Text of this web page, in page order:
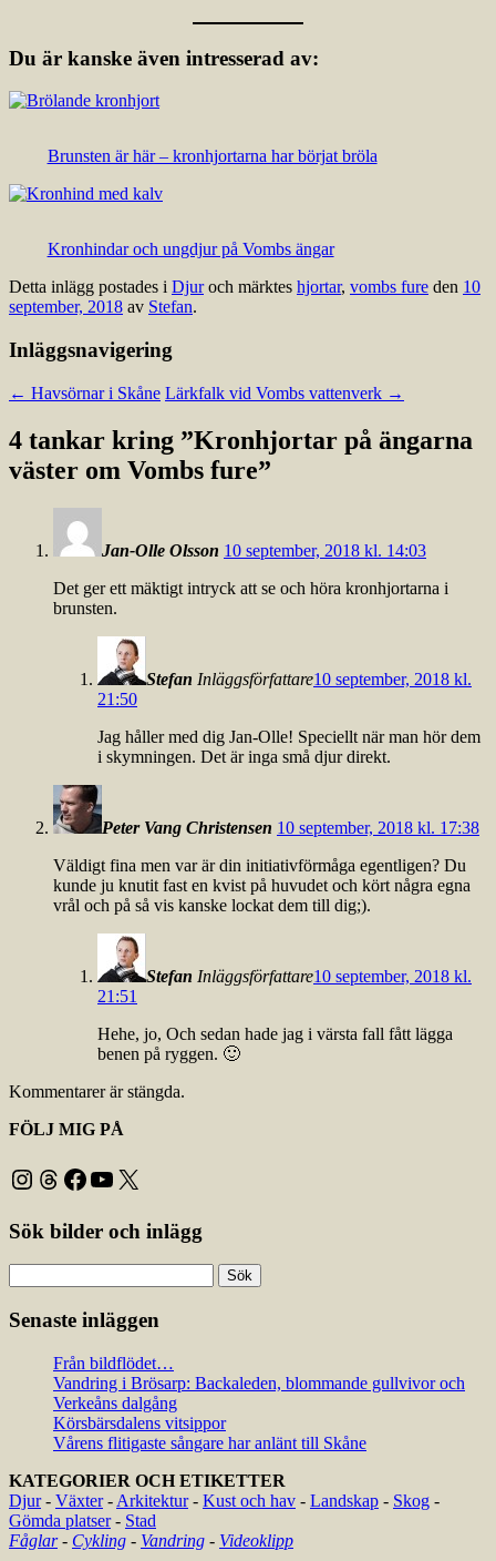
Du är kanske även intresserad av:
Brunsten är här – kronhjortarna har börjat bröla
Kronhindar och ungdjur på Vombs ängar
Detta inlägg postades i Djuroch märktes hjortar, vombs fure den 10
september, 2018 av Stefan.
Inläggsnavigering
← Havsörnar i Skåne Lärkfalk vid Vombs vattenverk →
4 tankar kring ”Kronhjortar på ängarna
väster om Vombs fure”
Jan-Olle Olsson 10 september, 2018 kl. 14:03
Det ger ett mäktigt intryck att se och höra kronhjortarna i
brunsten.
Stefan Inläggsförfattare10 september, 2018 kl.
21:50
Jag håller med dig Jan-Olle! Speciellt när man hör dem
i skymningen. Det är inga små djur direkt.
Peter Vang Christensen 10 september, 2018 kl. 17:38
Väldigt fina men var är din initiativförmåga egentligen? Du
kunde ju knutit fast en kvist på huvudet och kört några egna
vrål och på så vis kanske lockat dem till dig;).
Stefan Inläggsförfattare10 september, 2018 kl.
21:51
Hehe, jo, Och sedan hade jag i värsta fall fått lägga
benen på ryggen. 🙂
Kommentarer är stängda.
FÖLJ MIG PÅ
Instagram
Threads
Facebook
YouTube
X
Sök bilder och inlägg
efter:
Senaste inläggen
Från bildflödet…
Vandring i Brösarp: Backaleden, blommande gullvivor och
Verkeåns dalgång
Körsbärsdalens vitsippor
Vårens flitigaste sångare har anlänt till Skåne
KATEGORIER OCH ETIKETTER
Djur- Växter- Arkitektur- Kust och hav - Landskap - Skog -
Gömda platser- Stad
Fåglar- Cykling - Vandring - Videoklipp